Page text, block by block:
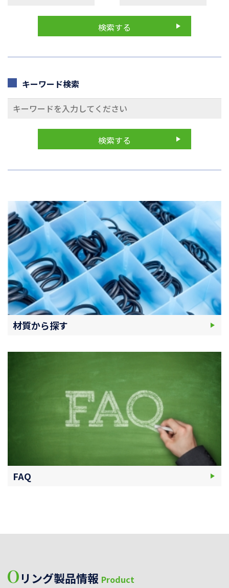
キーワード検索
材質から探す
FAQ
Oリング製品情報 Product